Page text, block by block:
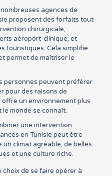
agences de
proposent des forfaits tout
chirurgicale,
aéroport-clinique, et
touristiques. Cela simplifie
permet de maîtriser le
personnes peuvent préférer
pour des raisons de
un environnement plus
monde se connaît.
une intervention
en Tunisie peut être
climat agréable, de belles
et une culture riche.
de se faire opérer à